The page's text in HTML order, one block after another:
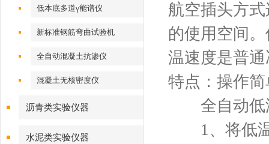
航空插头方
的使用空间
温速度是普
特点：操作
全自动低温
1、将低温
低本底多道γ能谱仪
新标准钢筋弯曲试验机
全自动混凝土抗渗仪
混凝土无核密度仪
沥青类实验仪器
水泥类实验仪器